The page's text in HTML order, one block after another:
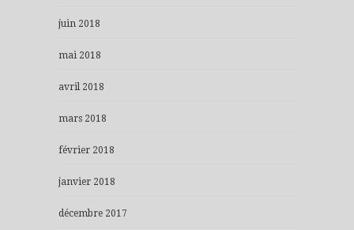
juin 2018
mai 2018
avril 2018
mars 2018
février 2018
janvier 2018
décembre 2017